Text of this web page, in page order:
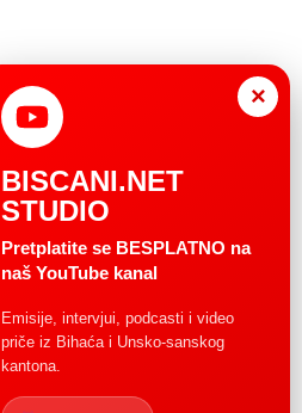
×
BISCANI.NET
STUDIO
Pretplatite se BESPLATNO na
naš YouTube kanal
Emisije, intervjui, podcasti i video
priče iz Bihaća i Unsko-sanskog
kantona.